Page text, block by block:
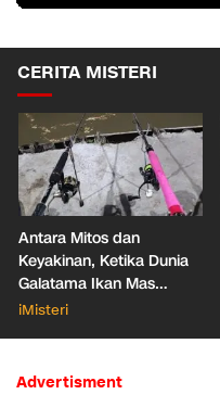
CERITA MISTERI
Antara Mitos dan
Keyakinan, Ketika Dunia
Galatama Ikan Mas
Bersentuhan dengan Hal
iMisteri
Advertisment